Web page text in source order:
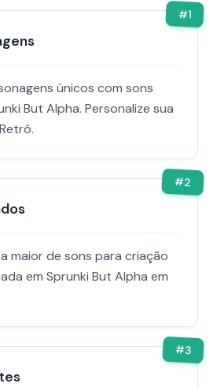
#1
únicos com sons
But Alpha. Personalize sua
#2
maior de sons para criação
em Sprunki But Alpha em
#3